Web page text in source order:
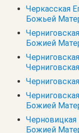
Черкасская
Божьей
Божией
Божией
Черновицкая
Божией